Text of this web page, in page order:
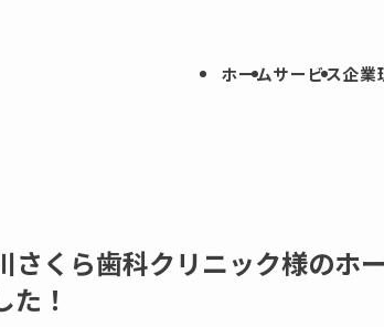
ホームサービス企業
さくら歯科クリニック様のホ
！